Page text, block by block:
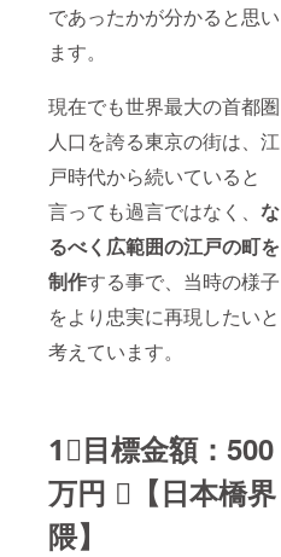
であったかが分かると思い
ます。
現在でも世界最大の首都圏
人口を誇る東京の街は、江
戸時代から続いていると
言っても過言ではなく、 な
るべく広範囲の江戸の町を
制作する事で、当時の様子
をより忠実に再現したいと
考えています。
1⃣目標金額：500
万円 ➡︎【日本橋界
隈】